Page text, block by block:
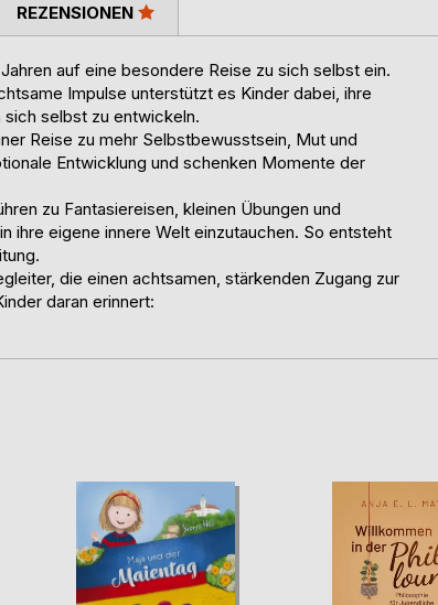
auf eine besondere Reise zu sich selbst ein.
Impulse unterstützt es Kinder dabei, ihre
sich selbst zu entwickeln.
Reise zu mehr Selbstbewusstsein, Mut und
Entwicklung und schenken Momente der
zu Fantasiereisen, kleinen Übungen und
ihre eigene innere Welt einzutauchen. So entsteht
die einen achtsamen, stärkenden Zugang zur
daran erinnert:
REZENSIONEN